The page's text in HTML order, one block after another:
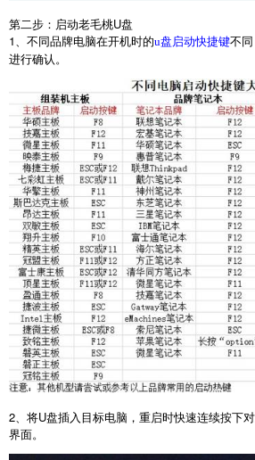
第二步：启动老毛桃U盘
1、不同品牌电脑在开机时的u盘启动快捷键不
进行确认。
2、将U盘插入目标电脑，重启时快速连续按下
界面。